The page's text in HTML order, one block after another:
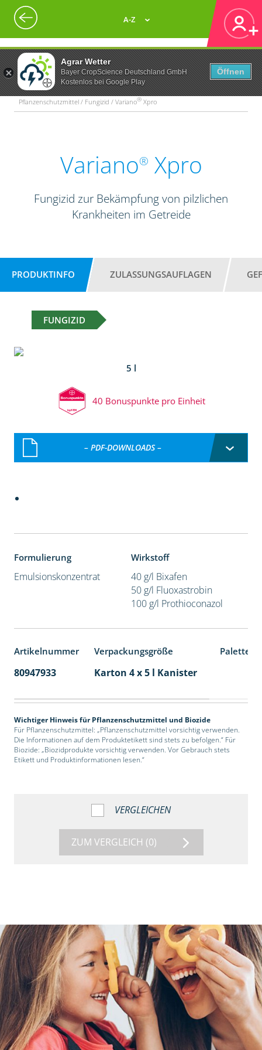
Agrar Wetter
Bayer CropScience Deutschland GmbH
Kostenlos bei Google Play
Öffnen
A-Z
Pflanzenschutzmittel / Fungizid / Variano® Xpro
Variano® Xpro
Fungizid zur Bekämpfung von pilzlichen
Krankheiten im Getreide
PRODUKTINFO ZULASSUNGSAUFLAGEN
FUNGIZID
5 l
40 Bonuspunkte pro Einheit
– PDF-DOWNLOADS –
Formulierung
Emulsionskonzentrat
Wirkstoff
40 g/l Bixafen
50 g/l Fluoxastrobin
100 g/l Prothioconazol
Artikelnummer Verpackungsgröße
80947933 Karton 4 x 5 l Kanister
Wichtiger Hinweis für Pflanzenschutzmittel und Biozide
Für Pflanzenschutzmittel: „Pflanzenschutzmittel vorsichtig verwenden.
Die Informationen auf dem Produktetikett sind stets zu befolgen.“ Für
Biozide: „Biozidprodukte vorsichtig verwenden. Vor Gebrauch stets
Etikett und Produktinformationen lesen.“
VERGLEICHEN
ZUM VERGLEICH (0)